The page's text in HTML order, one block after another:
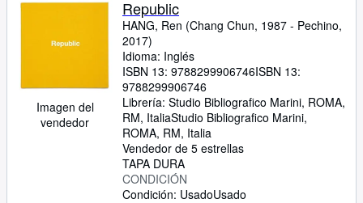
Imagen del
vendedor
Republic
HANG, Ren (Chang Chun, 1987 - Pechino,
2017)
Idioma: Inglés
ISBN 13: 9788299906746ISBN 13:
9788299906746
Librería: Studio Bibliografico Marini, ROMA,
RM, ItaliaStudio Bibliografico Marini,
ROMA, RM, Italia
Vendedor de 5 estrellas
TAPA DURA
CONDICIÓN
Condición: UsadoUsado